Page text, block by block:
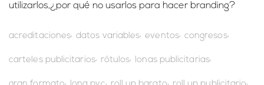
utilizarlos,¿por qué no usarlos para hacer branding?
acreditaciones datos variables eventos congresos
carteles publicitarios rótulos lonas publicitarias